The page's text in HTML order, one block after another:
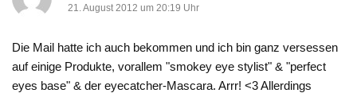
21. August 2012 um 20:19 Uhr
Die Mail hatte ich auch bekommen und ich bin ganz versessen
auf einige Produkte, vorallem "smokey eye stylist" & "perfect
eyes base" & der eyecatcher-Mascara. Arrr! <3 Allerdings